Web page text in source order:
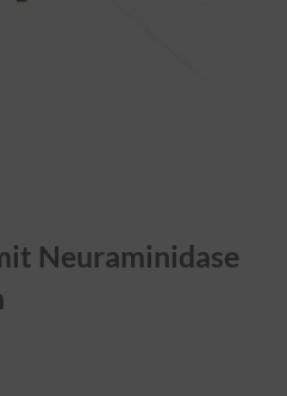
Neuraminidase